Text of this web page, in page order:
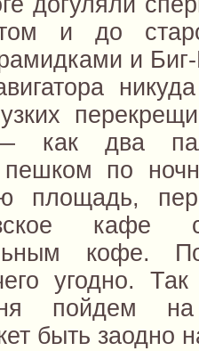
и до
и
— как два
по
площадь,
кофе.
угодно.
пойдем
быть заодно